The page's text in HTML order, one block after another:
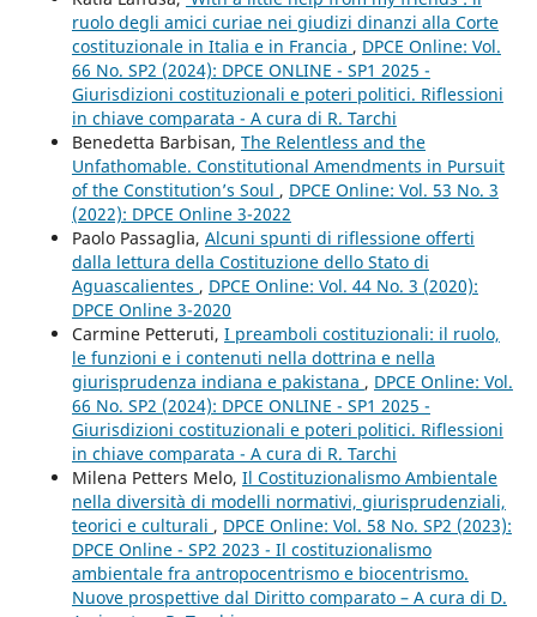
ruolo degli amici curiae nei giudizi dinanzi alla Corte
costituzionale in Italia e in Francia , DPCE Online: Vol.
66 No. SP2 (2024): DPCE ONLINE - SP1 2025 -
Giurisdizioni costituzionali e poteri politici. Riflessioni
in chiave comparata - A cura di R. Tarchi
Benedetta Barbisan, The Relentless and the
Unfathomable. Constitutional Amendments in Pursuit
of the Constitution’s Soul , DPCE Online: Vol. 53 No. 3
(2022): DPCE Online 3-2022
Paolo Passaglia, Alcuni spunti di riflessione offerti
dalla lettura della Costituzione dello Stato di
Aguascalientes , DPCE Online: Vol. 44 No. 3 (2020):
DPCE Online 3-2020
Carmine Petteruti, I preamboli costituzionali: il ruolo,
le funzioni e i contenuti nella dottrina e nella
giurisprudenza indiana e pakistana , DPCE Online: Vol.
66 No. SP2 (2024): DPCE ONLINE - SP1 2025 -
Giurisdizioni costituzionali e poteri politici. Riflessioni
in chiave comparata - A cura di R. Tarchi
Milena Petters Melo, Il Costituzionalismo Ambientale
nella diversità di modelli normativi, giurisprudenziali,
teorici e culturali , DPCE Online: Vol. 58 No. SP2 (2023):
DPCE Online - SP2 2023 - Il costituzionalismo
ambientale fra antropocentrismo e biocentrismo.
Nuove prospettive dal Diritto comparato – A cura di D.